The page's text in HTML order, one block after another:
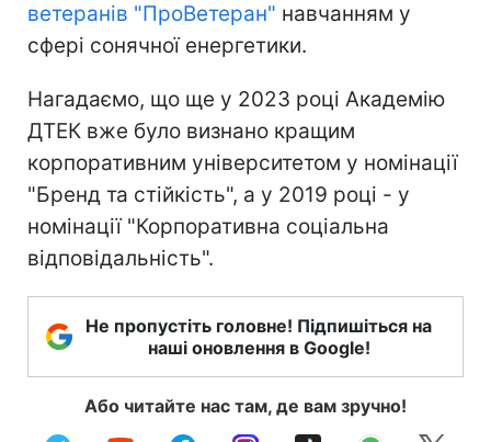
ветеранів "ПроВетеран" навчанням у
сфері сонячної енергетики.
Нагадаємо, що ще у 2023 році Академію
ДТЕК вже було визнано кращим
корпоративним університетом у номінації
"Бренд та стійкість", а у 2019 році - у
номінації "Корпоративна соціальна
відповідальність".
Не пропустіть головне! Підпишіться на
наші оновлення в Google!
Або читайте нас там, де вам зручно!